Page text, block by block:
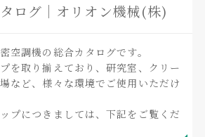
ログ｜オリオン機械(株)
空調機の総合カタログです。
を取り揃えており、研究室、クリー
など、様々な環境でご使用いただけ
プにつきましては、下記をご覧くだ